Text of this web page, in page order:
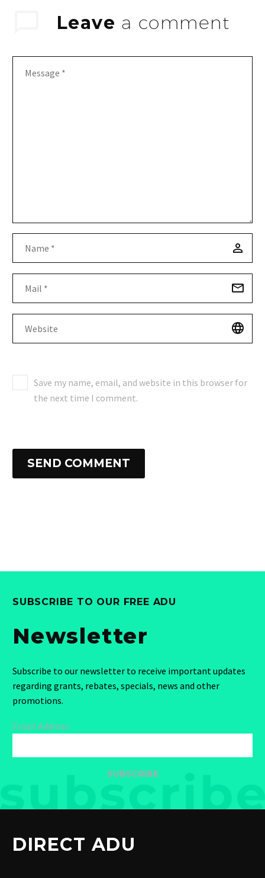
Leave a comment
Save my name, email, and website in this browser for
the next time I comment.
SEND COMMENT
SUBSCRIBE TO OUR FREE ADU
Newsletter
Subscribe to our newsletter to receive important updates
regarding grants, rebates, specials, news and other
promotions.
Email Address
SUBSCRIBE
DIRECT ADU